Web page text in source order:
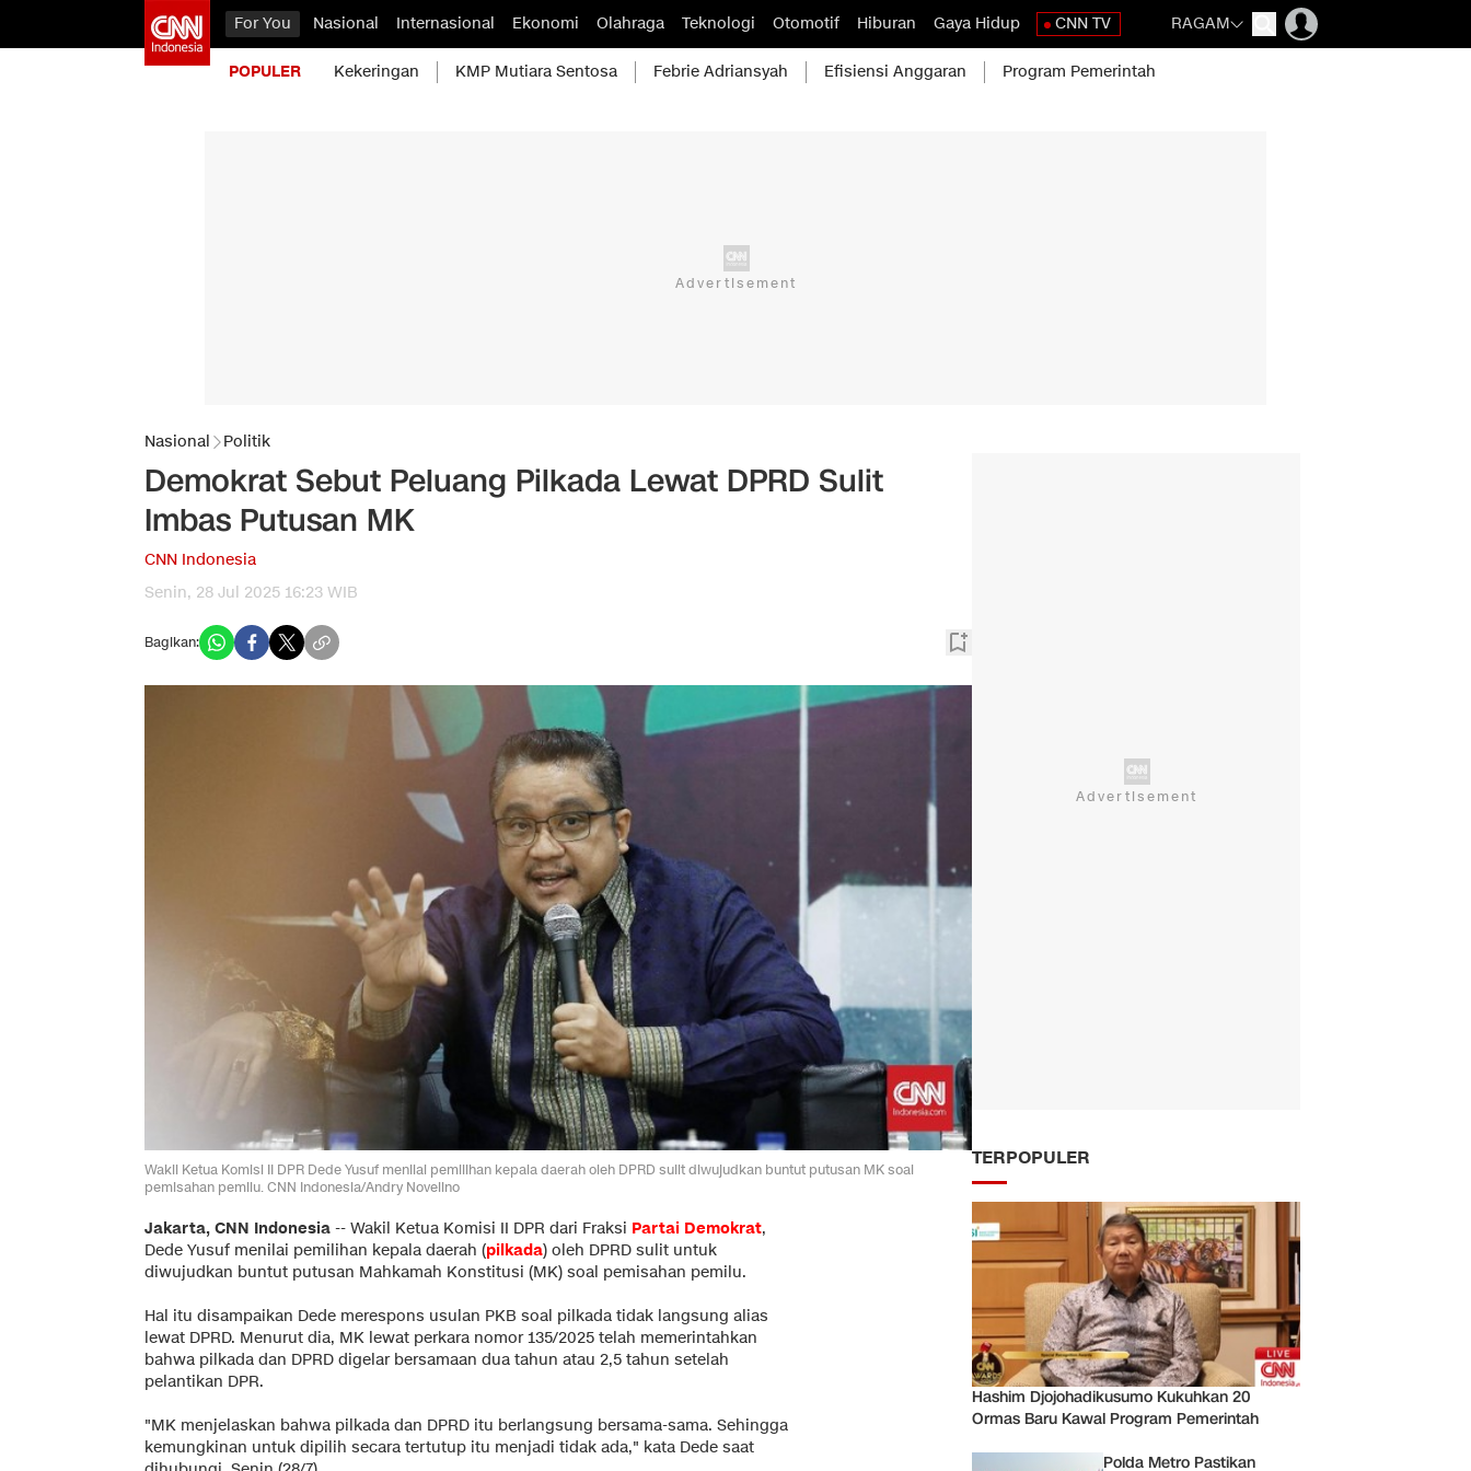
For You Nasional Internasional Ekonomi Olahraga Teknologi Otomotif Hiburan Gaya Hidup CNN TV RAGAM
POPULER Kekeringan KMP Mutiara Sentosa Febrie Adriansyah Efisiensi Anggaran Program Pemerintah
Nasional Politik
Demokrat Sebut Peluang Pilkada Lewat DPRD Sulit
Imbas Putusan MK
CNN Indonesia
Senin, 28 Jul 2025 16:23 WIB
Bagikan:
Wakil Ketua Komisi II DPR Dede Yusuf menilai pemilihan kepala daerah oleh DPRD sulit diwujudkan buntut putusan MK soal
pemisahan pemilu. CNN Indonesia/Andry Novelino
Jakarta, CNN Indonesia -- Wakil Ketua Komisi II DPR dari Fraksi Partai Demokrat,
Dede Yusuf menilai pemilihan kepala daerah (pilkada) oleh DPRD sulit untuk
diwujudkan buntut putusan Mahkamah Konstitusi (MK) soal pemisahan pemilu.
Hal itu disampaikan Dede merespons usulan PKB soal pilkada tidak langsung alias
lewat DPRD. Menurut dia, MK lewat perkara nomor 135/2025 telah memerintahkan
bahwa pilkada dan DPRD digelar bersamaan dua tahun atau 2,5 tahun setelah
pelantikan DPR.
"MK menjelaskan bahwa pilkada dan DPRD itu berlangsung bersama-sama. Sehingga
kemungkinan untuk dipilih secara tertutup itu menjadi tidak ada," kata Dede saat
TERPOPULER
Hashim Djojohadikusumo Kukuhkan 20
Ormas Baru Kawal Program Pemerintah
Polda Metro Pastikan